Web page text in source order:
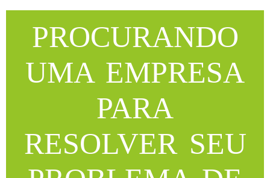
PROCURANDO
UMA EMPRESA
PARA
RESOLVER SEU